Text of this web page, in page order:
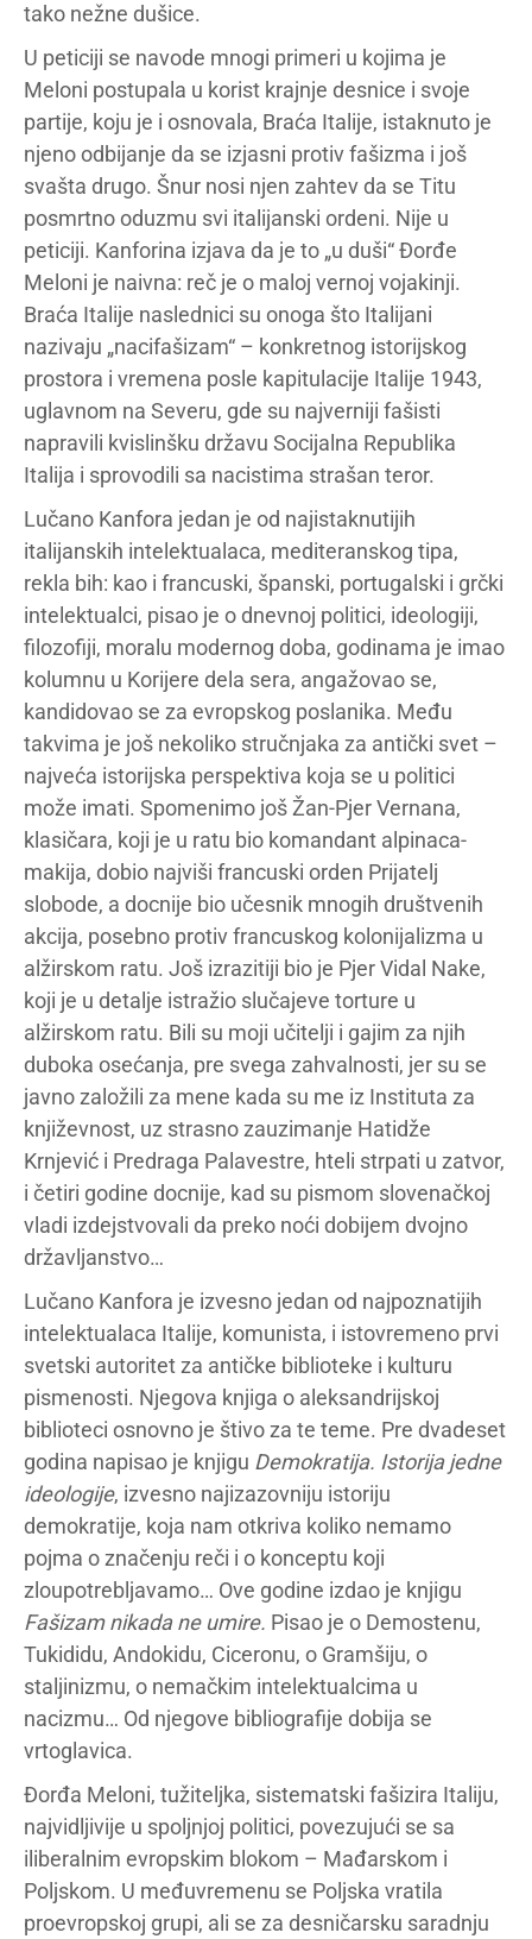
tako nežne dušice.
U peticiji se navode mnogi primeri u kojima je
Meloni postupala u korist krajnje desnice i svoje
partije, koju je i osnovala, Braća Italije, istaknuto je
njeno odbijanje da se izjasni protiv fašizma i još
svašta drugo. Šnur nosi njen zahtev da se Titu
posmrtno oduzmu svi italijanski ordeni. Nije u
peticiji. Kanforina izjava da je to „u duši“ Đorđe
Meloni je naivna: reč je o maloj vernoj vojakinji.
Braća Italije naslednici su onoga što Italijani
nazivaju „nacifašizam“ – konkretnog istorijskog
prostora i vremena posle kapitulacije Italije 1943,
uglavnom na Severu, gde su najverniji fašisti
napravili kvislinšku državu Socijalna Republika
Italija i sprovodili sa nacistima strašan teror.
Lučano Kanfora jedan je od najistaknutijih
italijanskih intelektualaca, mediteranskog tipa,
rekla bih: kao i francuski, španski, portugalski i grčki
intelektualci, pisao je o dnevnoj politici, ideologiji,
filozofiji, moralu modernog doba, godinama je imao
kolumnu u Korijere dela sera, angažovao se,
kandidovao se za evropskog poslanika. Među
takvima je još nekoliko stručnjaka za antički svet –
najveća istorijska perspektiva koja se u politici
može imati. Spomenimo još Žan-Pjer Vernana,
klasičara, koji je u ratu bio komandant alpinaca-
makija, dobio najviši francuski orden Prijatelj
slobode, a docnije bio učesnik mnogih društvenih
akcija, posebno protiv francuskog kolonijalizma u
alžirskom ratu. Još izrazitiji bio je Pjer Vidal Nake,
koji je u detalje istražio slučajeve torture u
alžirskom ratu. Bili su moji učitelji i gajim za njih
duboka osećanja, pre svega zahvalnosti, jer su se
javno založili za mene kada su me iz Instituta za
književnost, uz strasno zauzimanje Hatidže
Krnjević i Predraga Palavestre, hteli strpati u zatvor,
i četiri godine docnije, kad su pismom slovenačkoj
vladi izdejstvovali da preko noći dobijem dvojno
državljanstvo…
Lučano Kanfora je izvesno jedan od najpoznatijih
intelektualaca Italije, komunista, i istovremeno prvi
svetski autoritet za antičke biblioteke i kulturu
pismenosti. Njegova knjiga o aleksandrijskoj
biblioteci osnovno je štivo za te teme. Pre dvadeset
godina napisao je knjigu Demokratija. Istorija jedne
ideologije, izvesno najizazovniju istoriju
demokratije, koja nam otkriva koliko nemamo
pojma o značenju reči i o konceptu koji
zloupotrebljavamo… Ove godine izdao je knjigu
Fašizam nikada ne umire. Pisao je o Demostenu,
Tukididu, Andokidu, Ciceronu, o Gramšiju, o
staljinizmu, o nemačkim intelektualcima u
nacizmu… Od njegove bibliografije dobija se
vrtoglavica.
Đorđa Meloni, tužiteljka, sistematski fašizira Italiju,
najvidljivije u spoljnjoj politici, povezujući se sa
iliberalnim evropskim blokom – Mađarskom i
Poljskom. U međuvremenu se Poljska vratila
proevropskoj grupi, ali se za desničarsku saradnju